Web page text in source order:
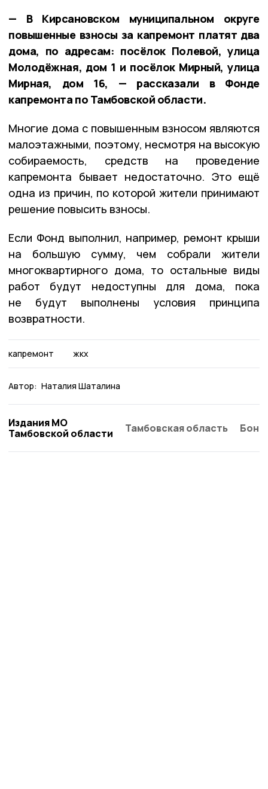
— В Кирсановском муниципальном округе
повышенные взносы за капремонт платят два
дома, по адресам: посёлок Полевой, улица
Молодёжная, дом 1 и посёлок Мирный, улица
Мирная, дом 16, — рассказали в Фонде
капремонта по Тамбовской области.
Многие дома с повышенным взносом являются
малоэтажными, поэтому, несмотря на высокую
собираемость, средств на проведение
капремонта бывает недостаточно. Это ещё
одна из причин, по которой жители принимают
решение повысить взносы.
Если Фонд выполнил, например, ремонт крыши
на большую сумму, чем собрали жители
многоквартирного дома, то остальные виды
работ будут недоступны для дома, пока
не будут выполнены условия принципа
возвратности.
капремонт жкх
Автор: Наталия Шаталина
Издания МО
Тамбовской области
Тамбовская область